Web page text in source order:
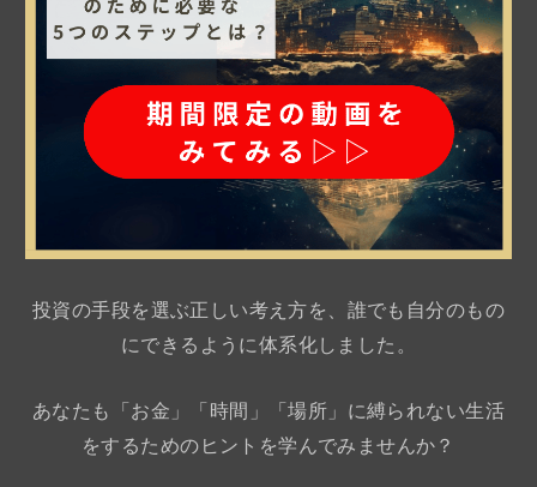
投資の手段を選ぶ正しい考え方を、誰でも自分のもの
にできるように体系化しました。
あなたも「お金」「時間」「場所」に縛られない生活
をするためのヒントを学んでみませんか？